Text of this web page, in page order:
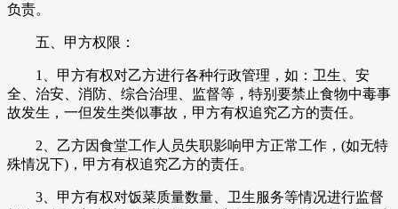
负责。
五、甲方权限：
1、甲方有权对乙方进行各种行政管理，如：卫生、安
全、治安、消防、综合治理、监督等，特别要禁止食物中毒事
故发生，一但发生类似事故，甲方有权追究乙方的责任。
2、乙方因食堂工作人员失职影响甲方正常工作，(如无特
殊情况下)，甲方有权追究乙方的责任。
3、甲方有权对饭菜质量数量、卫生服务等情况进行监督